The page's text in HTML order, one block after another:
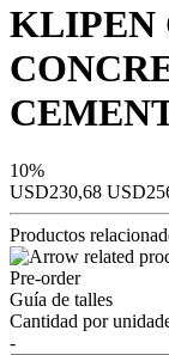
KLIPEN
10%
USD230,68
Productos
Pre-order
Guía de talles
Cantidad por
-